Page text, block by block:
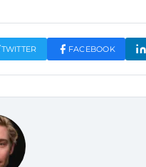
TWITTER FACEBOOK